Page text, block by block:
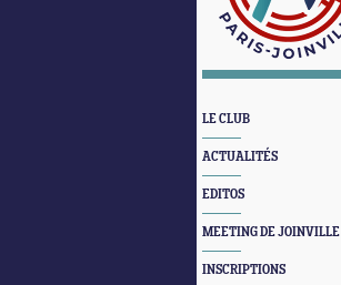
LE CLUB
ACTUALITÉS
EDITOS
MEETING DE JOINVILLE
INSCRIPTIONS